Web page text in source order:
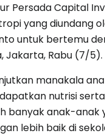
Persada Capital
yang diundang
untuk bertemu
Jakarta, Rabu (7/5).
manakala
nutrisi
banyak anak-anak
lebih baik di